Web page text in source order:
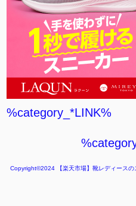
%category_*LINK%
Copyright©2024 【楽天市場】靴レディース